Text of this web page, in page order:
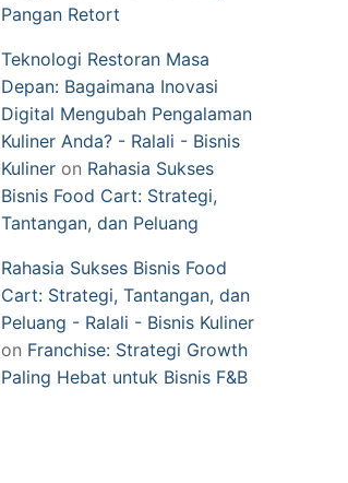
Pangan Retort
Teknologi Restoran Masa
Depan: Bagaimana Inovasi
Digital Mengubah Pengalaman
Kuliner Anda? - Ralali - Bisnis
Kuliner on Rahasia Sukses
Bisnis Food Cart: Strategi,
Tantangan, dan Peluang
Rahasia Sukses Bisnis Food
Cart: Strategi, Tantangan, dan
Peluang - Ralali - Bisnis Kuliner
on Franchise: Strategi Growth
Paling Hebat untuk Bisnis F&B